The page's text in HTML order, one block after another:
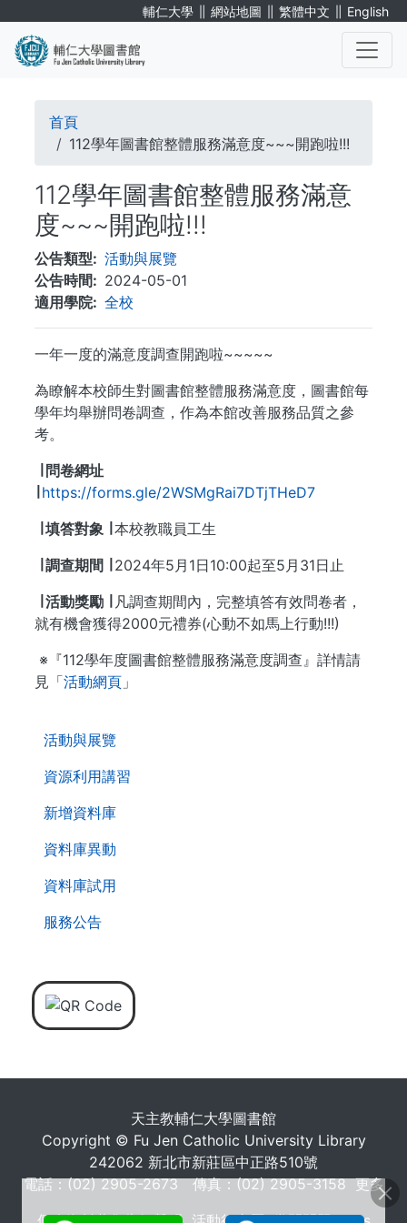
輔仁大學 ∥ 網站地圖 ∥ 繁體中文 ∥ English
活動與展覽
資源利用講習
新增資料庫
資料庫異動
資料庫試用
服務公告
導
航
連
結
首頁
112學年圖書館整體服務滿意度~~~開跑啦!!!
112學年圖書館整體服務滿意
度~~~開跑啦!!!
公告類型
活動與展覽
公告時間
2024-05-01
適用學院
全校
一年一度的滿意度調查開跑啦~~~~~
為瞭解本校師生對圖書館整體服務滿意度，圖書館每
學年均舉辦問卷調查，作為本館改善服務品質之參
考。
∣ 問卷網址
https://forms.gle/2WSMgRai7DTjTHeD7
∣ 填答對象 ∣ 本校教職員工生
∣ 調查期間 ∣ 2024年5月1日10:00起至5月31日止
∣ 活動獎勵 ∣ 凡調查期間內，完整填答有效問卷者，
就有機會獲得2000元禮券(心動不如馬上行動!!!)
※『112學年度圖書館整體服務滿意度調查』詳情請
見「活動網頁 」
天主教輔仁大學圖書館
Copyright © Fu Jen Catholic University Library
242062 新北市新莊區中正路510號
電話：(02) 2905-2673 傳真：(02) 2905-3158更多